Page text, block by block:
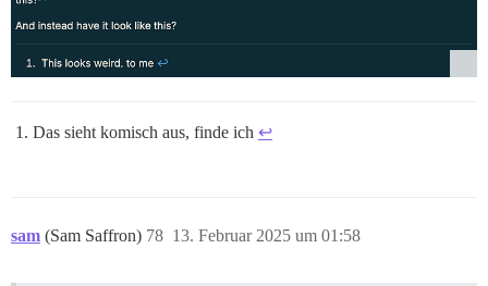
Das sieht komisch aus, finde ich ↩︎
sam (Sam Saffron) 13. Februar 2025 um 01:58
78